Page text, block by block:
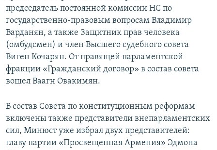
председатель постоянной комиссии НС по
государственно-правовым вопросам Владимир
Варданян, а также Защитник прав человека
(омбудсмен) и член Высшего судебного совета
Виген Кочарян. От правящей парламентской
фракции «Гражданский договор» в состав совета
вошел Ваагн Овакимян.
В состав Совета по конституционным реформам
включены также представители внепарламентских
сил, Минюст уже избрал двух представителей:
главу партии «Просвещенная Армения» Эдмона